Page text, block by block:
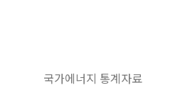
국가에너지 통계자료